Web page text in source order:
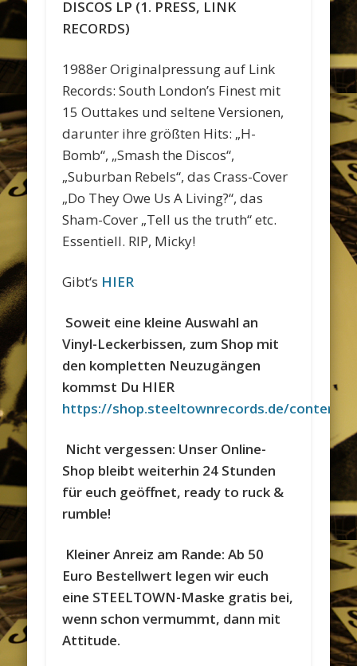
DISCOS LP (1. PRESS, LINK
RECORDS)
1988er Originalpressung auf Link
Records: South London’s Finest mit
15 Outtakes und seltene Versionen,
darunter ihre größten Hits: „H-
Bomb“, „Smash the Discos“,
„Suburban Rebels“, das Crass-Cover
„Do They Owe Us A Living?“, das
Sham-Cover „Tell us the truth“ etc.
Essentiell. RIP, Micky!
Gibt‘s HIER
Soweit eine kleine Auswahl an
Vinyl-Leckerbissen, zum Shop mit
den kompletten Neuzugängen
kommst Du HIER
https://shop.steeltownrecords.de/contents/
Nicht vergessen: Unser Online-
Shop bleibt weiterhin 24 Stunden
für euch geöffnet, ready to ruck &
rumble!
Kleiner Anreiz am Rande: Ab 50
Euro Bestellwert legen wir euch
eine STEELTOWN-Maske gratis bei,
wenn schon vermummt, dann mit
Attitude.